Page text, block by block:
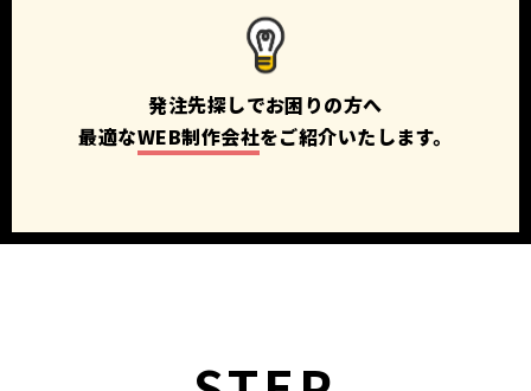
発注先探しでお困りの方へ
最適なWEB制作会社をご紹介いたします。